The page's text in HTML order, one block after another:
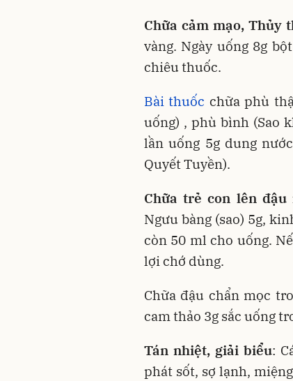
Chữa cảm mạo, Thủy
vàng. Ngày uống 8g
chiêu thuốc.
Bài thuốc chữa phù
uống) , phù bình (Sao
lần uống 5g dung
Quyết Tuyền).
Chữa trẻ con lên đậu
Ngưu bàng (sao) 5g,
còn 50 ml cho uống.
lợi chớ dùng.
Chữa đậu chẩn mọc
cam thảo 3g sắc uống
Tán nhiệt, giải biểu:
phát sốt, sợ lạnh,